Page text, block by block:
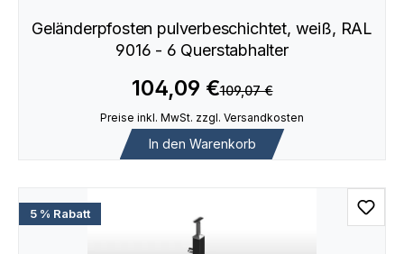
Geländerpfosten pulverbeschichtet, weiß, RAL
9016 - 6 Querstabhalter
104,09 €109,07 €
Preise inkl. MwSt. zzgl. Versandkosten
In den Warenkorb
5 % Rabatt